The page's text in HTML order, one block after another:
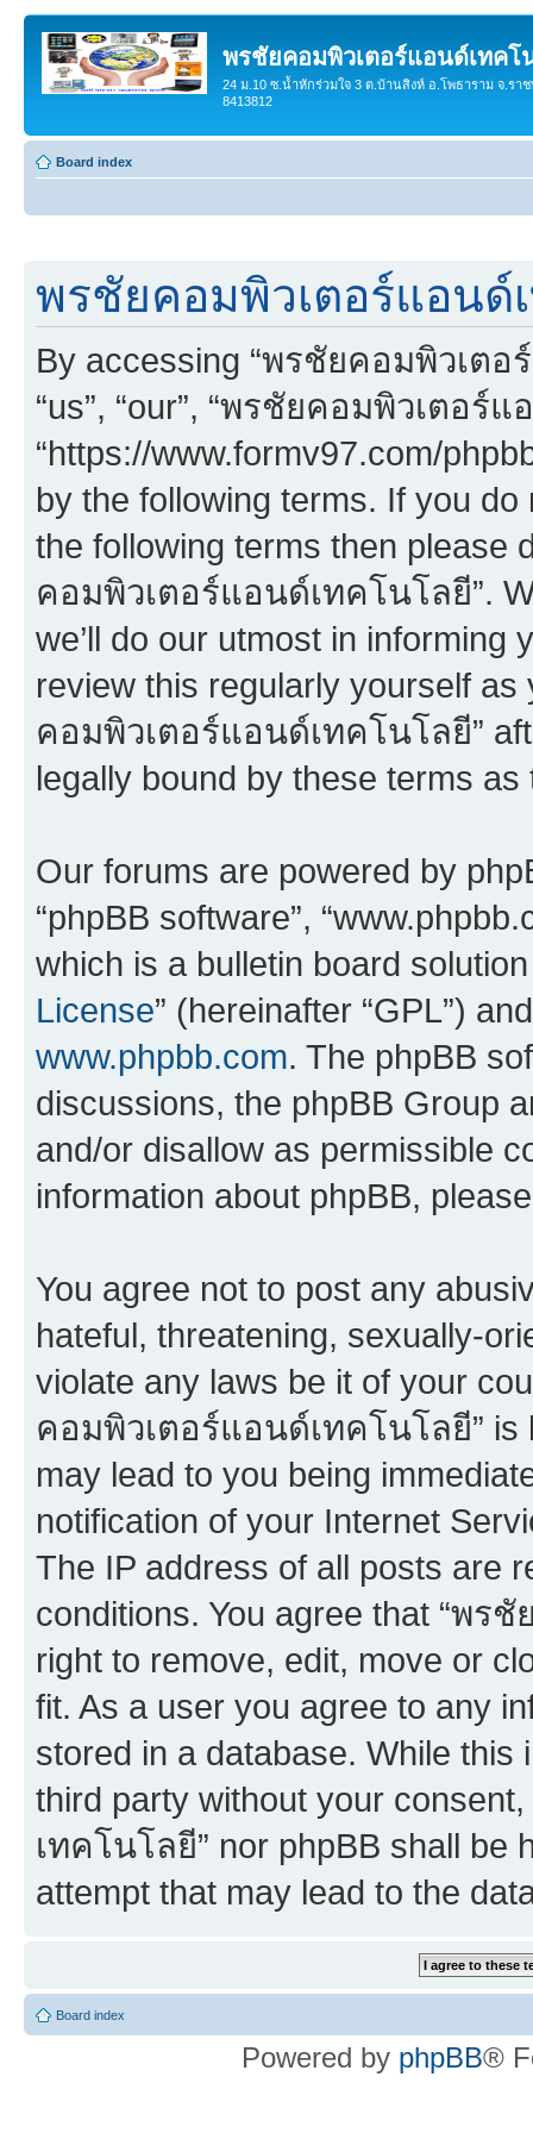
พรชัยคอมพิวเตอร์แอนด์เทคโ
24 ม.10 ซ.น้ำหักร่วมใจ 3 ต.บ้านสิงห์ อ.โพธาราม จ.รา
8413812
Board index
พรชัยคอมพิวเตอร์แอนด์
By accessing “พรชัยคอมพิวเตอ
“us”, “our”, “พรชัยคอมพิวเตอร์
“https://www.formv97.com/
by the following terms. If you
the following terms then please
คอมพิวเตอร์แอนด์เทคโนโลยี”.
we’ll do our utmost in informing
review this regularly yourself
คอมพิวเตอร์แอนด์เทคโนโลยี”
legally bound by these terms
Our forums are powered by
“phpBB software”,
which is a bulletin board
License” (hereinafter “GPL”)
www.phpbb.com. The phpBB
discussions, the phpBB Group
and/or disallow as permissible
information about phpBB,
You agree not to post any
hateful, threatening, sexually-
violate any laws be it of your
คอมพิวเตอร์แอนด์เทคโนโลยี” is
may lead to you being
notification of your Internet
The IP address of all posts are
conditions. You agree that “พร
right to remove, edit, move or
fit. As a user you agree to any
stored in a database. While
third party without your
เทคโนโลยี” nor phpBB shall be
attempt that may lead to the
Board index
Powered by phpBB®